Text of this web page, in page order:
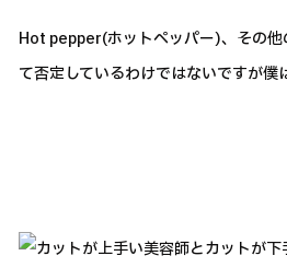
Hot pepper(ホットペッパー)、その他
て否定しているわけではないですが僕